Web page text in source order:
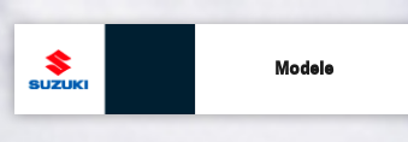
Modele